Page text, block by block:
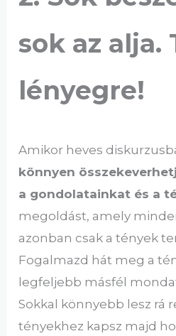
sok az alja.
lényegre!
Amikor heves
könnyen
a gondolatainkat és a
megoldást, amely
azonban csak a tények
Fogalmazd hát meg a
legfeljebb másfél
Sokkal könnyebb lesz rá
tényekhez kapsz majd